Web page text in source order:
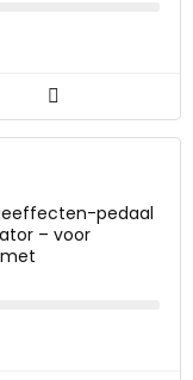
pedaal
– voor